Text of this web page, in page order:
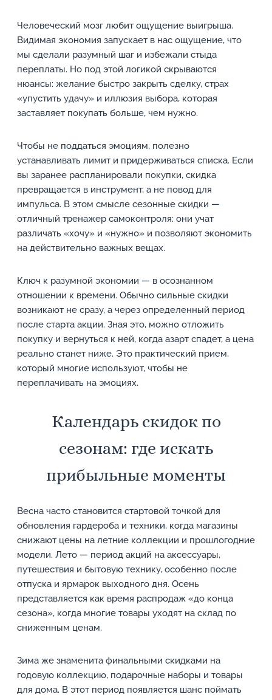
Человеческий мозг любит ощущение выигрыша.
Видимая экономия запускает в нас ощущение, что
мы сделали разумный шаг и избежали стыда
переплаты. Но под этой логикой скрываются
нюансы: желание быстро закрыть сделку, страх
«упустить удачу» и иллюзия выбора, которая
заставляет покупать больше, чем нужно.
Чтобы не поддаться эмоциям, полезно
устанавливать лимит и придерживаться списка. Если
вы заранее распланировали покупки, скидка
превращается в инструмент, а не повод для
импульса. В этом смысле сезонные скидки —
отличный тренажер самоконтроля: они учат
различать «хочу» и «нужно» и позволяют экономить
на действительно важных вещах.
Ключ к разумной экономии — в осознанном
отношении к времени. Обычно сильные скидки
возникают не сразу, а через определенный период
после старта акции. Зная это, можно отложить
покупку и вернуться к ней, когда азарт спадет, а цена
реально станет ниже. Это практический прием,
который многие используют, чтобы не
переплачивать на эмоциях.
Календарь скидок по
сезонам: где искать
прибыльные моменты
Весна часто становится стартовой точкой для
обновления гардероба и техники, когда магазины
снижают цены на летние коллекции и прошлогодние
модели. Лето — период акций на аксессуары,
путешествия и бытовую технику, особенно после
отпуска и ярмарок выходного дня. Осень
представляется как время распродаж «до конца
сезона», когда многие товары уходят на склад по
сниженным ценам.
Зима же знаменита финальными скидками на
годовую коллекцию, подарочные наборы и товары
для дома. В этот период появляется шанс поймать